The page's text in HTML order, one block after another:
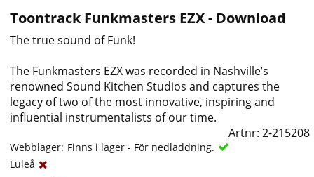
Toontrack Funkmasters EZX - Download
The true sound of Funk!
The Funkmasters EZX was recorded in Nashville’s
renowned Sound Kitchen Studios and captures the
legacy of two of the most innovative, inspiring and
influential instrumentalists of our time.
Artnr:2-215208
Webblager: Finns i lager - För nedladdning.
Luleå